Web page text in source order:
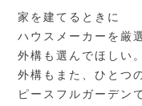
家を建てるときに
ハウスメーカーを厳
外構も選んでほしい。
外構もまた、ひとつ
ピースフルガーデン